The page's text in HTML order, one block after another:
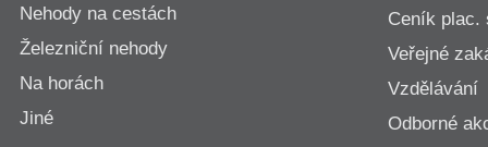
Nehody na cestách
Železniční nehody
Na horách
Jiné
Ceník plac.
Veřejné
Vzdělávání
Odborné